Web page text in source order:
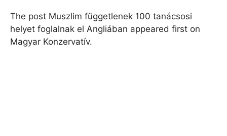
The post Muszlim függetlenek 100 tanácsosi
helyet foglalnak el Angliában appeared first on
Magyar Konzervatív.